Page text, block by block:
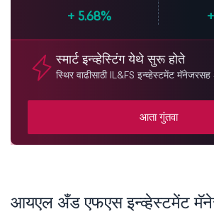
+ 5.68% +
स्मार्ट इन्व्हेस्टिंग येथे सुरू होते
स्थिर वाढीसाठी IL&FS इन्व्हेस्टमेंट
आता गुंतवा
आयएल अँड एफएस इन्व्हेस्टमेंट